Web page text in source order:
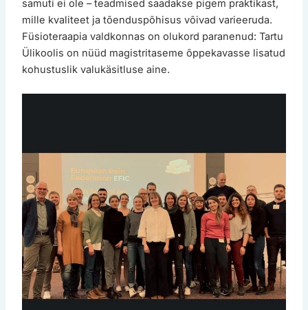
samuti ei ole – teadmised saadakse pigem praktikast,
mille kvaliteet ja tõenduspõhisus võivad varieeruda.
Füsioteraapia valdkonnas on olukord paranenud: Tartu
Ülikoolis on nüüd magistritaseme õppekavasse lisatud
kohustuslik valukäsitluse aine.